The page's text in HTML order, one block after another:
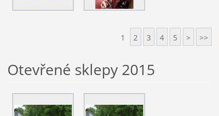
1 2 3 4 5 > >>
Otevřené sklepy 2015